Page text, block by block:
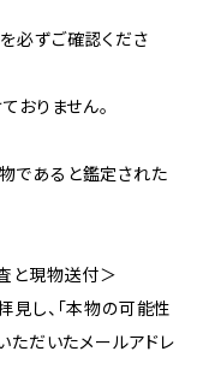
必ずご確認くださ
おりません。
物であると鑑定された
査と現物送付＞
し、「本物の可能性
ただいたメールアドレ